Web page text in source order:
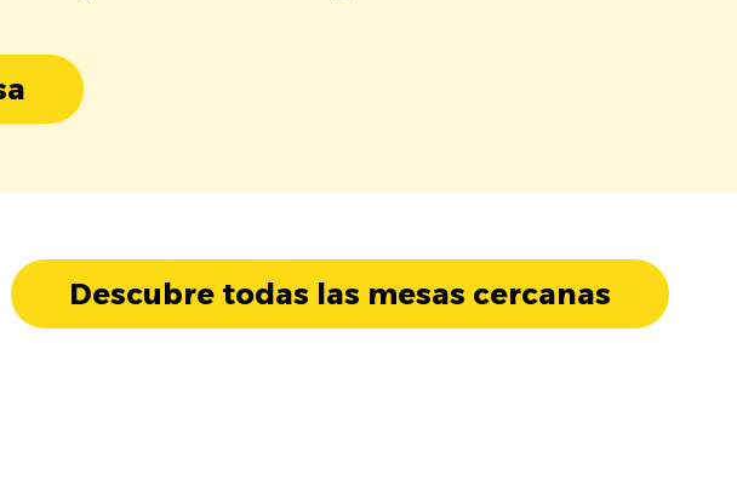
Descubre todas las mesas cercanas